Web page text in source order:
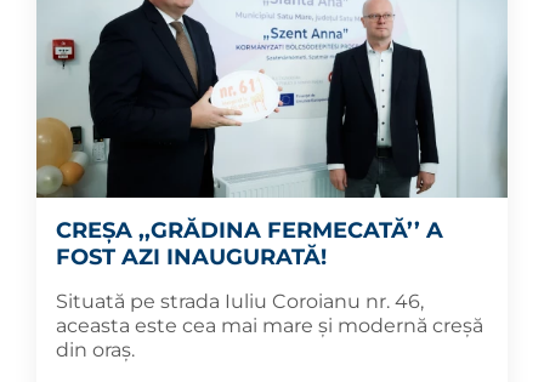
CREȘA ,,GRĂDINA FERMECATĂ’’ A
FOST AZI INAUGURATĂ!
Situată pe strada Iuliu Coroianu nr. 46,
aceasta este cea mai mare și modernă creșă
din oraș.